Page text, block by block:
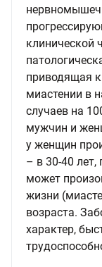
клинической
приводящая
миастении в
случаев на
мужчин и
у женщин
– в 30-40 лет,
может
жизни
возраста.
характер,